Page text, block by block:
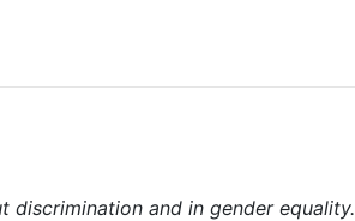
and in gender equality.